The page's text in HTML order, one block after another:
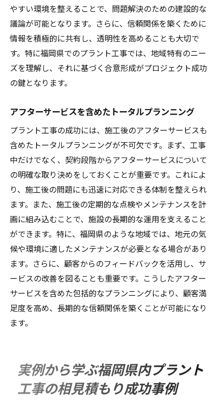
やすい環境を整えることで、問題解決のための建設的な
議論が可能となります。さらに、信頼関係を築くために
情報を積極的に共有し、透明性を高めることも大切で
す。特に福岡県でのプラント工事では、地域特有のニー
ズを理解し、それに基づく合意形成がプロジェクト成功
の鍵となります。
アフターサービスを含めたトータルプランニング
プラント工事の成功には、施工後のアフターサービスも
含めたトータルプランニングが不可欠です。まず、工事
中だけでなく、契約段階からアフターサービスについて
の明確な取り決めをしておくことが重要です。これによ
り、施工後の問題にも迅速に対応できる体制を整えられ
ます。また、施工後の定期的な点検やメンテナンスを計
画に組み込むことで、施設の長期的な運用を支えること
ができます。特に、福岡県のような地域では、地元の気
候や環境に適したメンテナンスが必要となる場合があり
ます。さらに、顧客からのフィードバックを活用し、サ
ービスの改善を図ることも重要です。こうしたアフター
サービスを含めた包括的なプランニングにより、顧客満
足度を高め、長期的な信頼関係を築くことが可能になり
ます。
実例から学ぶ福岡県内プラント
工事の相見積もり成功事例